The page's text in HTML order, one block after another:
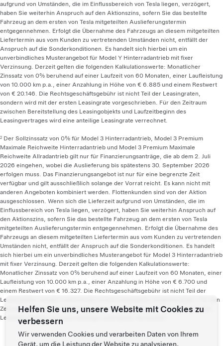
aufgrund von Umständen, die im Einflussbereich von Tesla liegen, verzögert,
haben Sie weiterhin Anspruch auf den Aktionszins, sofern Sie das bestellte
Fahrzeug an dem ersten von Tesla mitgeteilten Auslieferungstermin
entgegennehmen. Erfolgt die Übernahme des Fahrzeugs an diesem mitgeteilten
Liefertermin aus vom Kunden zu vertretenden Umständen nicht, entfällt der
Anspruch auf die Sonderkonditionen. Es handelt sich hierbei um ein
unverbindliches Musterangebot für Model Y Hinterradantrieb mit fixer
Verzinsung. Derzeit gelten die folgenden Kalkulationswerte: Monatlicher
Zinssatz von 0% beruhend auf einer Laufzeit von 60 Monaten, einer Laufleistung
von 10.000 km p.a., einer Anzahlung in Höhe von € 6.885 und einem Restwert
von € 20.146. Die Rechtsgeschäftsgebühr ist nicht Teil der Leasingraten,
sondern wird mit der ersten Leasingrate vorgeschrieben. Für den Zeitraum
zwischen Bereitstellung des Leasingobjekts und Laufzeitbeginn des
Leasingvertrages wird eine anteilige Leasingrate verrechnet.
2 Der Sollzinssatz von 0% für Model 3 Hinterradantrieb, Model 3 Premium
Maximale Reichweite Hinterradantrieb und Model 3 Premium Maximale
Reichweite Allradantrieb gilt nur für Finanzierungsanträge, die ab dem 2. Juli
2026 eingehen, wobei die Auslieferung bis spätestens 30. September 2026
erfolgen muss. Das Finanzierungsangebot ist nur für eine begrenzte Zeit
verfügbar und gilt ausschließlich solange der Vorrat reicht. Es kann nicht mit
anderen Angeboten kombiniert werden. Flottenkunden sind von der Aktion
ausgeschlossen. Wenn sich die Lieferzeit aufgrund von Umständen, die im
Einflussbereich von Tesla liegen, verzögert, haben Sie weiterhin Anspruch auf
den Aktionszins, sofern Sie das bestellte Fahrzeug an dem ersten von Tesla
mitgeteilten Auslieferungstermin entgegennehmen. Erfolgt die Übernahme des
Fahrzeugs an diesem mitgeteilten Liefertermin aus vom Kunden zu vertretenden
Umständen nicht, entfällt der Anspruch auf die Sonderkonditionen. Es handelt
sich hierbei um ein unverbindliches Musterangebot für Model 3 Hinterradantrieb
mit fixer Verzinsung. Derzeit gelten die folgenden Kalkulationswerte:
Monatlicher Zinssatz von 0% beruhend auf einer Laufzeit von 60 Monaten, einer
Laufleistung von 10.000 km p.a., einer Anzahlung in Höhe von € 6.700 und
einem Restwert von € 16.327. Die Rechtsgeschäftsgebühr ist nicht Teil der
Leasingraten, sondern wird mit der ersten Leasingrate vorgeschrieben. Für den
Zeitraum zwischen Bereitstellung des Leasingobjekts und Laufzeitbeginn des
Leasingvertrages wird eine anteilige Leasingrate verrechnet.
Helfen Sie uns, unsere Website mit Cookies zu
verbessern
Wir verwenden Cookies und verarbeiten Daten von Ihrem
Gerät, um die Leistung der Website zu analysieren,